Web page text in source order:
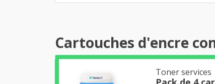
Cartouches d'encre
Toner services